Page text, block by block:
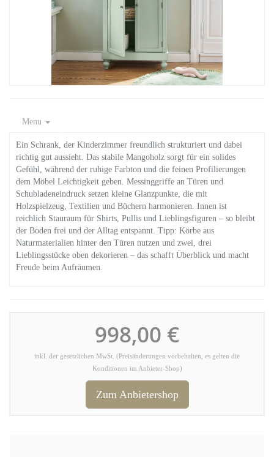
Menu
Ein Schrank, der Kinderzimmer freundlich strukturiert und dabei
richtig gut aussieht. Das stabile Mangoholz sorgt für ein solides
Gefühl, während der ruhige Farbton und die feinen Profilierungen
dem Möbel Leichtigkeit geben. Messinggriffe an Türen und
Schubladeneindruck setzen kleine Glanzpunkte, die mit
Holzspielzeug, Textilien und Büchern harmonieren. Innen ist
reichlich Stauraum für Shirts, Pullis und Lieblingsfiguren – so bleibt
der Boden frei und der Alltag entspannt. Tipp: Körbe aus
Naturmaterialien hinter den Türen nutzen und zwei, drei
Lieblingsstücke oben dekorieren – das schafft Überblick und macht
Freude beim Aufräumen.
998,00 €
inkl. der gesetzlichen MwSt. (Preisänderungen vorbehalten, es gelten die
Konditionen im Anbieter-Shop)
Zum Anbietershop